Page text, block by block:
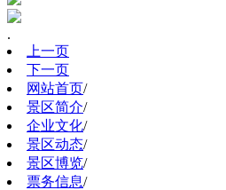
.
上一页
下一页
网站首页/
景区简介/
企业文化/
景区动态/
景区博览/
票务信息/